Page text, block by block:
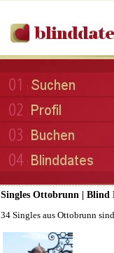
Singles Ottobrunn | Blind
34 Singles aus Ottobrunn